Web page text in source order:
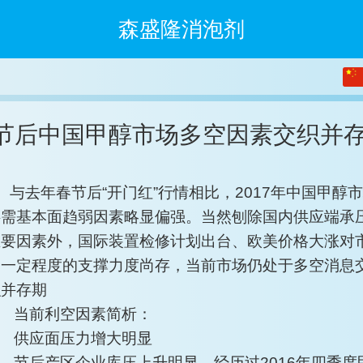
森盛隆消泡剂
后中国甲醇市场多空因素交织并
年春节后“开门红”行情相比，2017年中国甲醇
基本面趋弱因素略显偏强。当然刨除国内供应端承
因素外，国际装置检修计划出台、欧美价格大涨对
定程度的支撑力度尚存，当前市场仍处于多空消息
存期
前利空因素简析：
应面压力增大明显